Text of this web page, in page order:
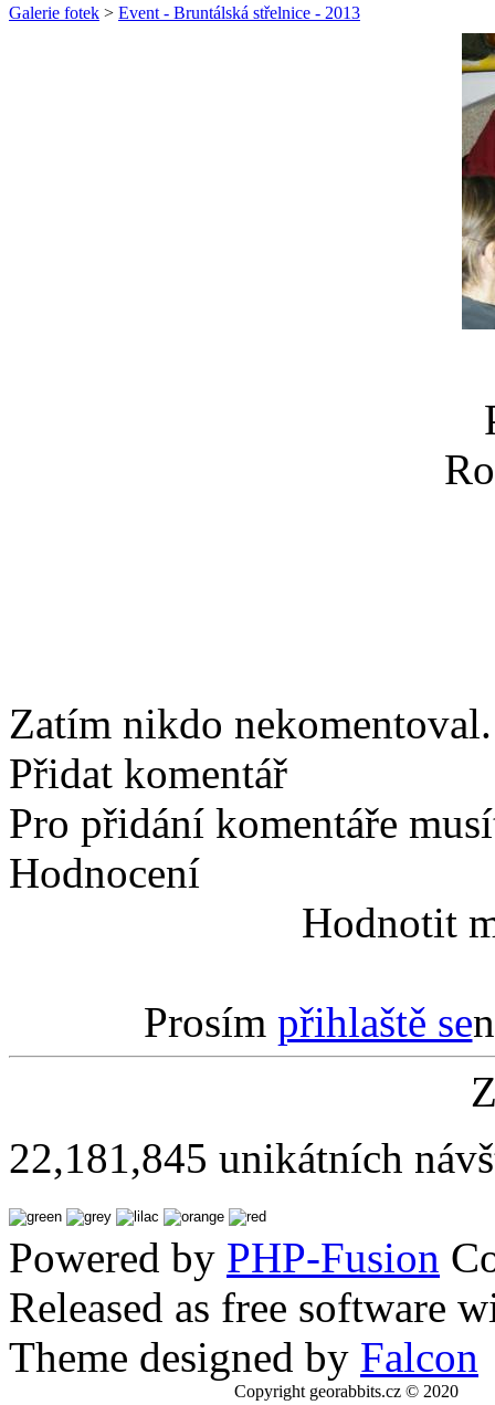
Galerie fotek > Event - Bruntálská střelnice - 2013
Zatím nikdo
Přidat komentář
Pro přidání komentáře
Hodnocení
Hodnotit
Prosím přihlaště se
22,181,845 unikátních
Powered by PHP-Fusion
Released as free software
Theme designed by Falcon
Copyright georabbits.cz © 2020